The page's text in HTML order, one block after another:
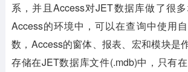
系，并且Access对JET数据库做了很
Access的环境中，可以在查询中使用
数，Access的窗体、报表、宏和模块是
存储在JET数据库文件(.mdb)中，只有